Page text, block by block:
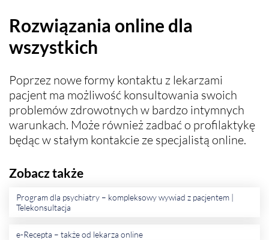
Rozwiązania online dla
wszystkich
Poprzez nowe formy kontaktu z lekarzami
pacjent ma możliwość konsultowania swoich
problemów zdrowotnych w bardzo intymnych
warunkach. Może również zadbać o profilaktykę
będąc w stałym kontakcie ze specjalistą online.
Zobacz także
Program dla psychiatry – kompleksowy wywiad z pacjentem |
Telekonsultacja
e-Recepta – także od lekarza online